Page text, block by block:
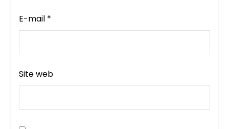
E-mail *
Site web